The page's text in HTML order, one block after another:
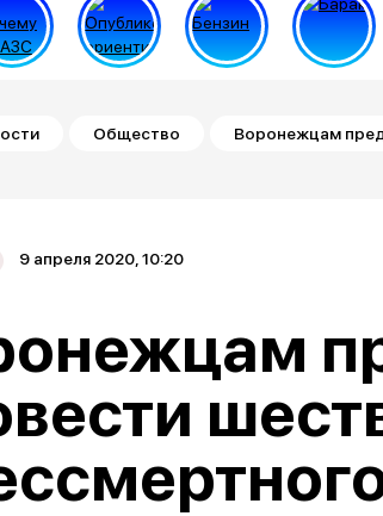
Общество Воронежцам
9 апреля 2020, 10:20